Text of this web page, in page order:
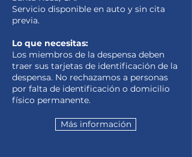
Servicio disponible en auto y sin cita
previa.
Lo que necesitas:
Los miembros de la despensa deben
traer sus tarjetas de identificación de la
despensa. No rechazamos a personas
por falta de identificación o domicilio
físico permanente.
Más información